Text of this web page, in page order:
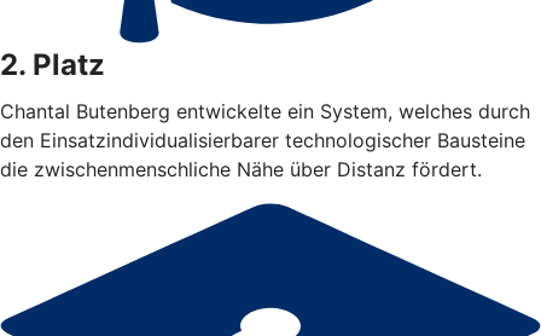
2. Platz
Chantal Butenberg entwickelte ein System, welches durch
den Einsatzindividualisierbarer technologischer Bausteine
die zwischenmenschliche Nähe über Distanz fördert.